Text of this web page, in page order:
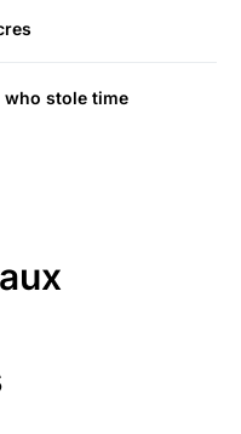
who stole time